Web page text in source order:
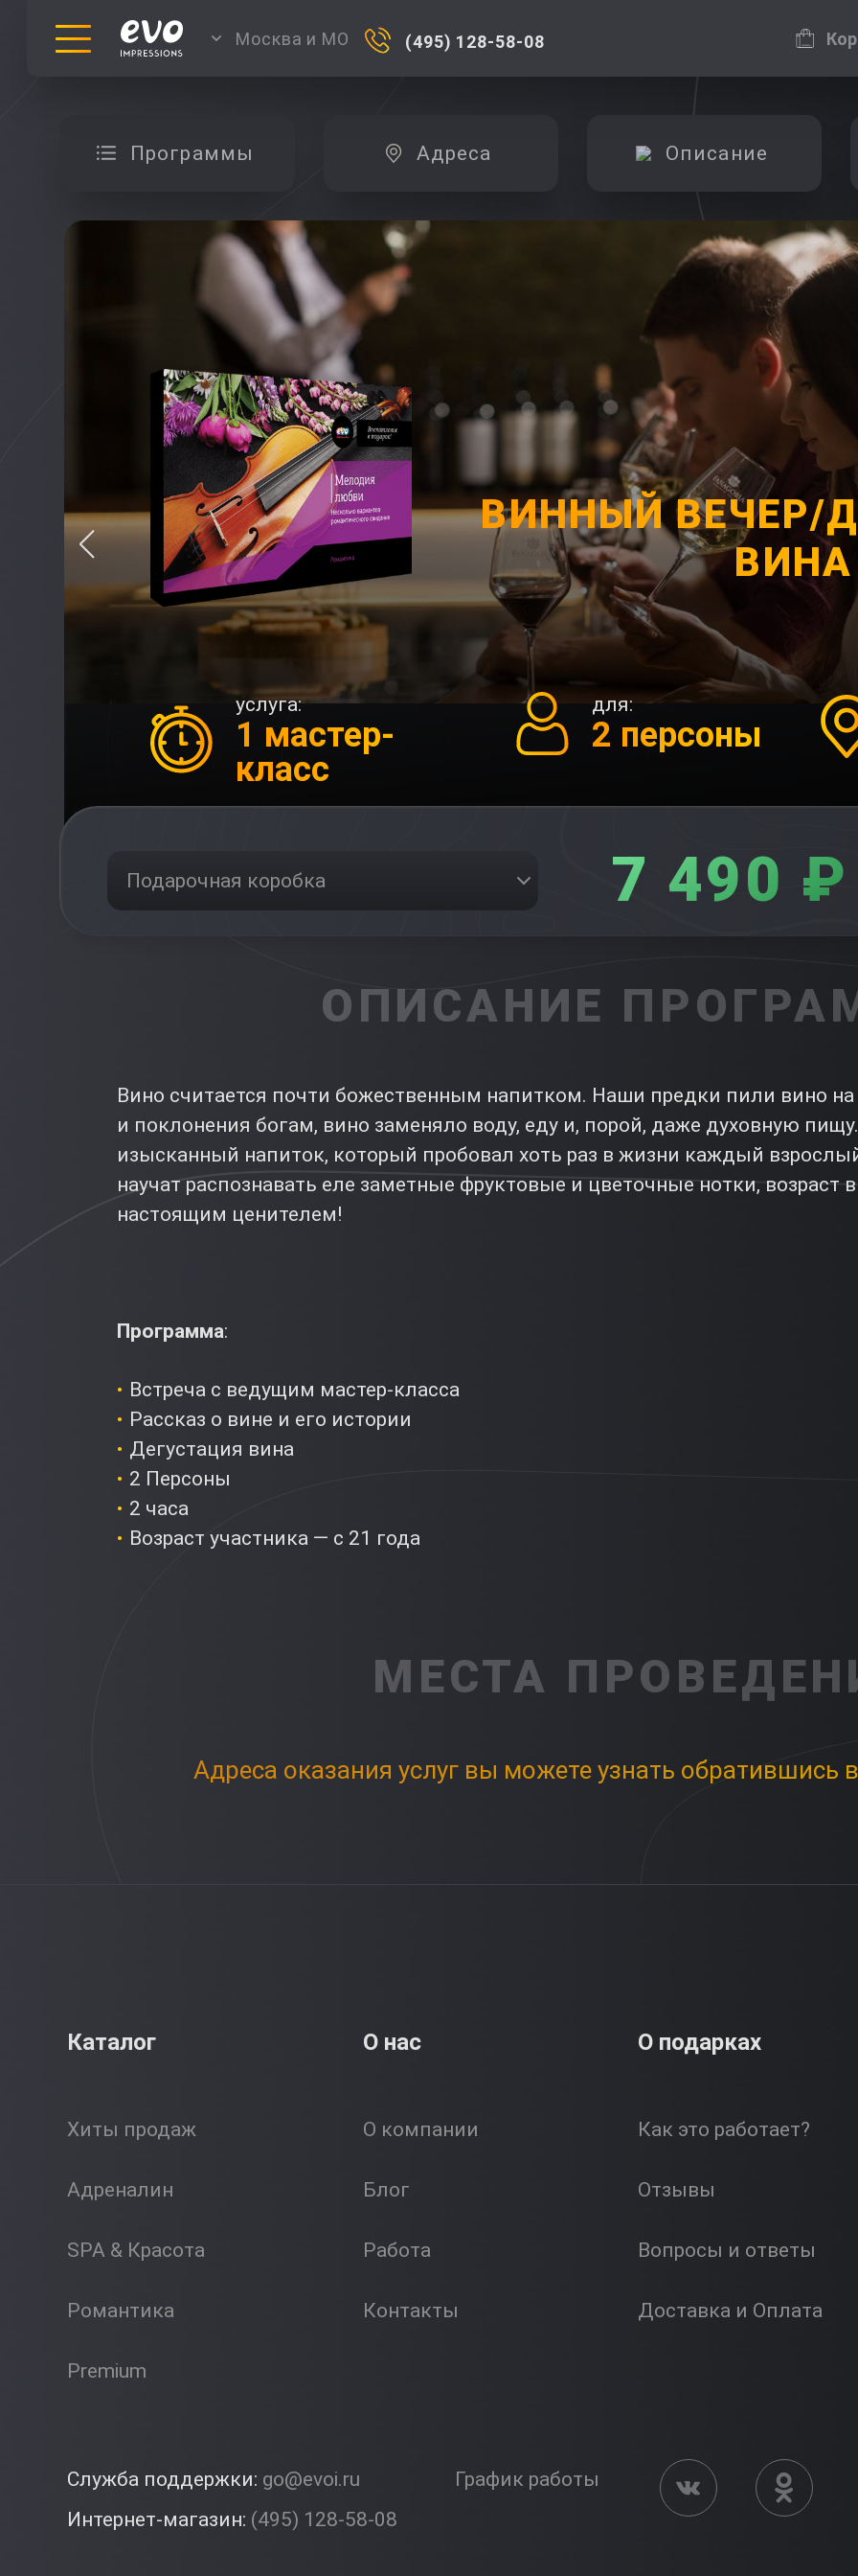
Москва и МО (495) 128-58-08
Программы Адреса Описание
ВИННЫЙ ВЕЧЕР/
ВИНА
услуга:
1 мастер-
класс
для:
2 персоны
Подарочная коробка 7 490 ₽
ОПИСАНИЕ
Вино считается почти божественным напитком. Наши предки пили вино
и поклонения богам, вино заменяло воду, еду и, порой, даже духовную
изысканный напиток, который пробовал хоть раз в жизни каждый
научат распознавать еле заметные фруктовые и цветочные нотки, возраст
настоящим ценителем!
Программа:
Встреча с ведущим мастер-класса
Рассказ о вине и его истории
Дегустация вина
2 Персоны
2 часа
Возраст участника — с 21 года
МЕСТА
Адреса оказания услуг вы можете узнать обратившись
Каталог
Хиты продаж
Адреналин
SPA & Красота
Романтика
Premium
О нас
О компании
Блог
Работа
Контакты
О подарках
Как это работает?
Отзывы
Вопросы и ответы
Доставка и Оплата
Служба поддержки: go@evoi.ru
Интернет-магазин: (495) 128-58-08
График работы